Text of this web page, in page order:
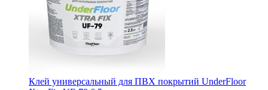
Клей универсальный для ПВХ покрытий UnderFloor